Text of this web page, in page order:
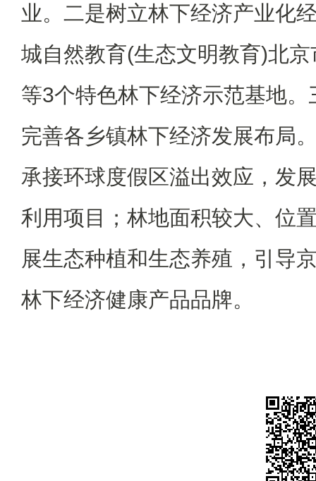
业。二是树立林下经济产业化
城自然教育(生态文明教育)北
等3个特色林下经济示范基地
完善各乡镇林下经济发展布局
承接环球度假区溢出效应，发
利用项目；林地面积较大、位
展生态种植和生态养殖，引导
林下经济健康产品品牌。